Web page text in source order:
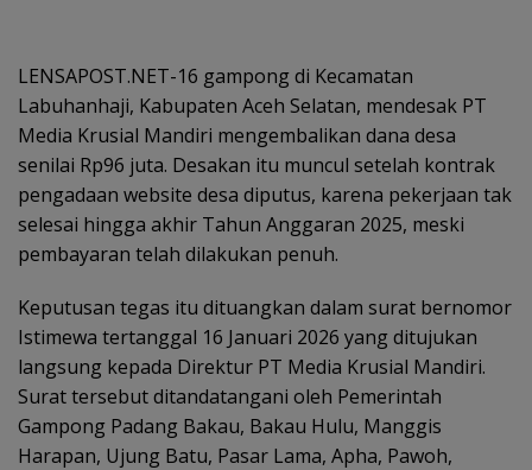
LENSAPOST.NET-16 gampong di Kecamatan
Labuhanhaji, Kabupaten Aceh Selatan, mendesak PT
Media Krusial Mandiri mengembalikan dana desa
senilai Rp96 juta. Desakan itu muncul setelah kontrak
pengadaan website desa diputus, karena pekerjaan tak
selesai hingga akhir Tahun Anggaran 2025, meski
pembayaran telah dilakukan penuh.
Keputusan tegas itu dituangkan dalam surat bernomor
Istimewa tertanggal 16 Januari 2026 yang ditujukan
langsung kepada Direktur PT Media Krusial Mandiri.
Surat tersebut ditandatangani oleh Pemerintah
Gampong Padang Bakau, Bakau Hulu, Manggis
Harapan, Ujung Batu, Pasar Lama, Apha, Pawoh,